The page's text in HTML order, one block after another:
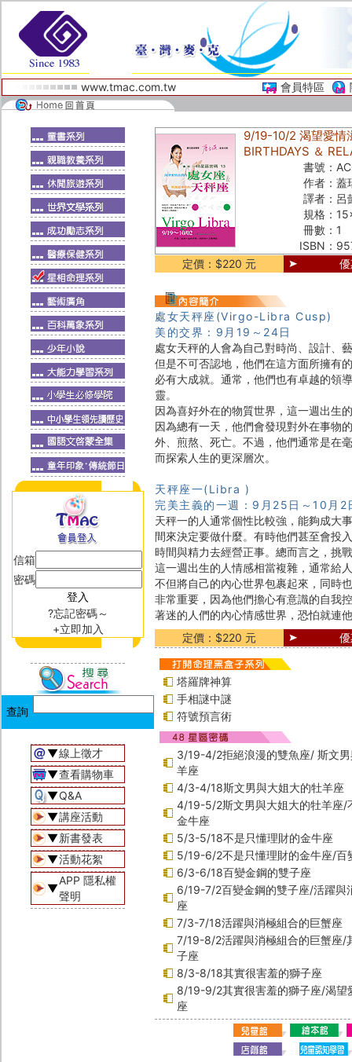
www.tmac.com.tw 會員特區
信箱
密碼
?忘記密碼～
+立即加入
▼線上徵才
▼查看購物車
▼Q&A
▼講座活動
▼新書發表
▼活動花絮
▼
APP 隱私權
聲明
9/19-10/2 渴望愛情
BIRTHDAYS ＆
書號：
作者： 蓋
譯者： 呂
規格：
冊數： 1
ISBN：
定價：$220 元
處女天秤座(Virgo-Libra Cusp)
美的交界：9月19～24日
處女天秤的人會為自己對時尚、設計、
但是不可否認地，他們在這方面所擁有
必有大成就。通常，他們也有卓越的領
靈。
因為喜好外在的物質世界，這一週出生
因為總有一天，他們會發現對外在事物
外、煎熬、死亡。不過，他們通常是在
而探索人生的更深層次。
天秤座一(Libra )
完美主義的一週：9月25日～10月2
天秤一的人通常個性比較強，能夠成大
間來決定要做什麼。有時他們甚至會投
時間與精力去經營正事。總而言之，挑
這一週出生的人情感相當複雜，通常給
不但將自己的內心世界包裹起來，同時
非常重要，因為他們擔心有意識的自我
著迷的人們的內心情感世界，恐怕就連
定價：$220 元
塔羅牌神算
手相謎中謎
符號預言術
3/19-4/2拒絕浪漫的雙魚座/ 斯文
羊座
4/3-4/18斯文男與大姐大的牡羊座
4/19-5/2斯文男與大姐大的牡羊座/
金牛座
5/3-5/18不是只懂理財的金牛座
5/19-6/2不是只懂理財的金牛座/百
6/3-6/18百變金鋼的雙子座
6/19-7/2百變金鋼的雙子座/活躍與
座
7/3-7/18活躍與消極組合的巨蟹座
7/19-8/2活躍與消極組合的巨蟹座/
子座
8/3-8/18其實很害羞的獅子座
8/19-9/2其實很害羞的獅子座/渴望
座